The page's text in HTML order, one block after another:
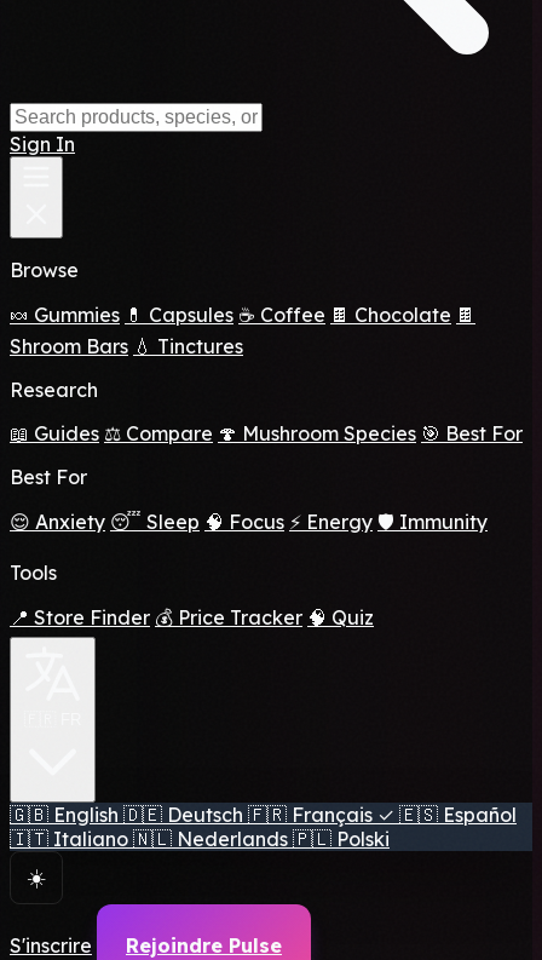
Sign In
Browse
🍬 Gummies 💊 Capsules ☕ Coffee 🍫 Chocolate 🍫
Shroom Bars 💧 Tinctures
Research
📖 Guides ⚖️ Compare 🍄 Mushroom Species 🎯 Best For
Best For
😌 Anxiety 😴 Sleep 🧠 Focus ⚡ Energy 🛡️ Immunity
Tools
📍 Store Finder 💰 Price Tracker 🧠 Quiz
🇬🇧 English 🇩🇪 Deutsch 🇫🇷 Français ✓ 🇪🇸 Español
🇮🇹 Italiano 🇳🇱 Nederlands 🇵🇱 Polski
☀️
S'inscrire Rejoindre Pulse